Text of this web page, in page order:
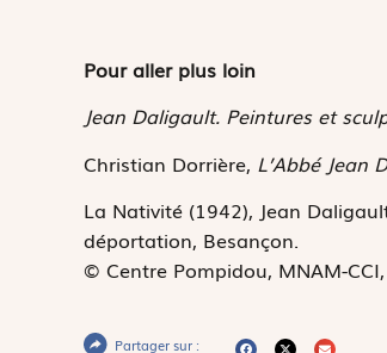
Pour aller plus loin
Jean Daligault. Peintures et
Christian Dorrière, L’Abbé
La Nativité (1942), Jean
déportation, Besançon.
© Centre Pompidou, MNAM-
Partager sur :